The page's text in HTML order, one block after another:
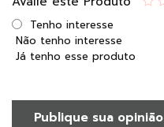
Tenho interesse
Não tenho interesse
Já tenho esse produto
Publique sua opinião